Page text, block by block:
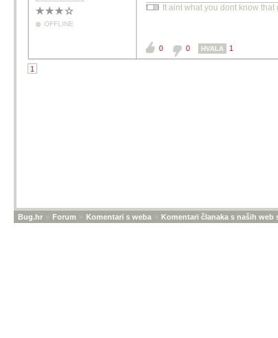
OFFLINE
It aint what you dont know
0 0 HVALA 1
1
Bug.hr » Forum » Komentari s weba » Komentari članaka s naših web